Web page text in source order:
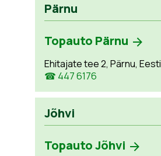
Pärnu
Topauto Pärnu
Ehitajate tee 2, Pärnu, Eesti
☎ 447 6176
Jõhvi
Topauto Jõhvi